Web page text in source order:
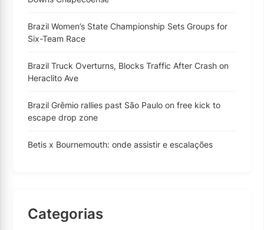
Brazil Women’s State Championship Sets Groups for
Six-Team Race
Brazil Truck Overturns, Blocks Traffic After Crash on
Heraclito Ave
Brazil Grêmio rallies past São Paulo on free kick to
escape drop zone
Betis x Bournemouth: onde assistir e escalações
Categorias